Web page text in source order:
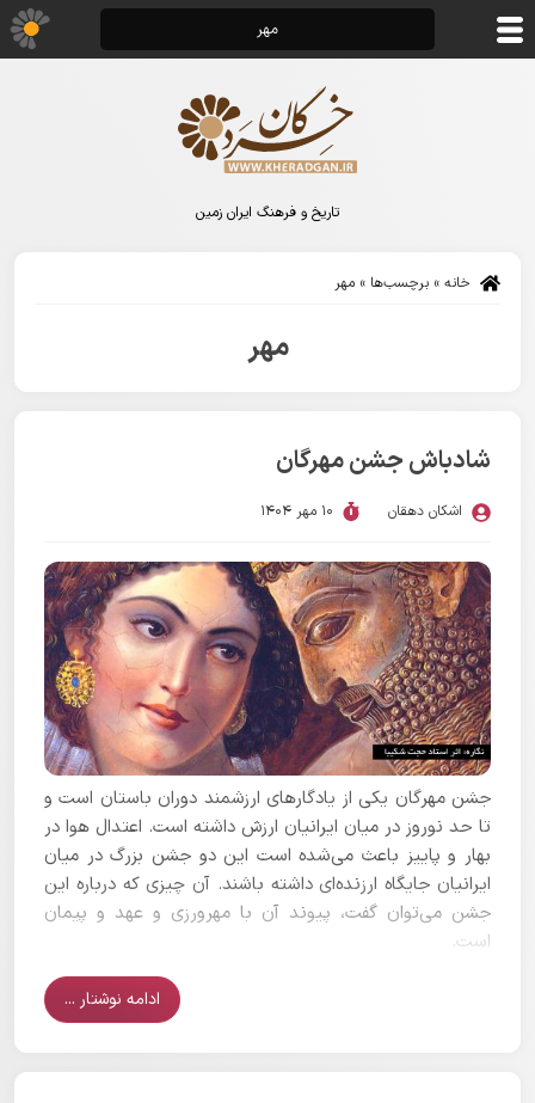
تاریخ و فرهنگ ایران زمین
خانه » برچسب‌ها » مهر
مهر
شادباش جشن مهرگان
اشکان دهقان 10 مهر 1404
جشن مهرگان یکی از یادگارهای ارزشمند دوران باستان است و
تا حد نوروز در میان ایرانیان ارزش داشته است. اعتدال هوا در
بهار و پاییز باعث می‌شده است این دو جشن بزرگ در میان
ایرانیان جایگاه ارزنده‌ای داشته باشند. آن چیزی که درباره این
جشن می‌توان گفت، پیوند آن با مهرورزی و عهد و پیمان
است.
ادامه نوشتار ...
مهر